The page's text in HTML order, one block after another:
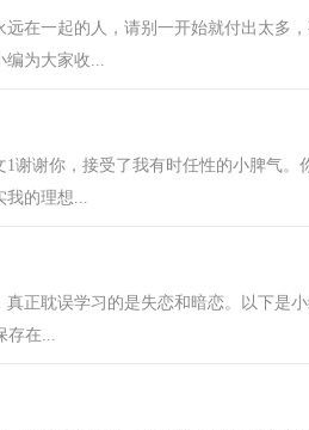
在一起的人，请别一开始就付出太多
编为大家收...
谢谢你，接受了我有时任性的小脾气。
我的理想...
正耽误学习的是失恋和暗恋。以下是
存在...